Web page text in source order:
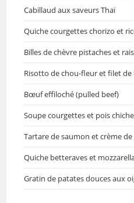
Cabillaud aux saveurs Thaï
Quiche courgettes chorizo et
Billes de chèvre pistaches et
Risotto de chou-fleur et filet de
Bœuf effiloché (pulled beef)
Soupe courgettes et pois
Tartare de saumon et crème
Quiche betteraves et
Gratin de patates douces aux